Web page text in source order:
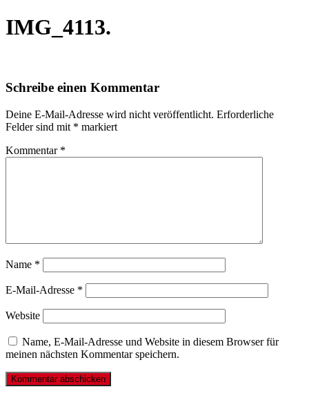
IMG_4113.
Schreibe einen Kommentar
Deine E-Mail-Adresse wird nicht veröffentlicht. Erforderliche
Felder sind mit * markiert
Kommentar *
Name *
E-Mail-Adresse *
Website
Name, E-Mail-Adresse und Website in diesem Browser für
meinen nächsten Kommentar speichern.